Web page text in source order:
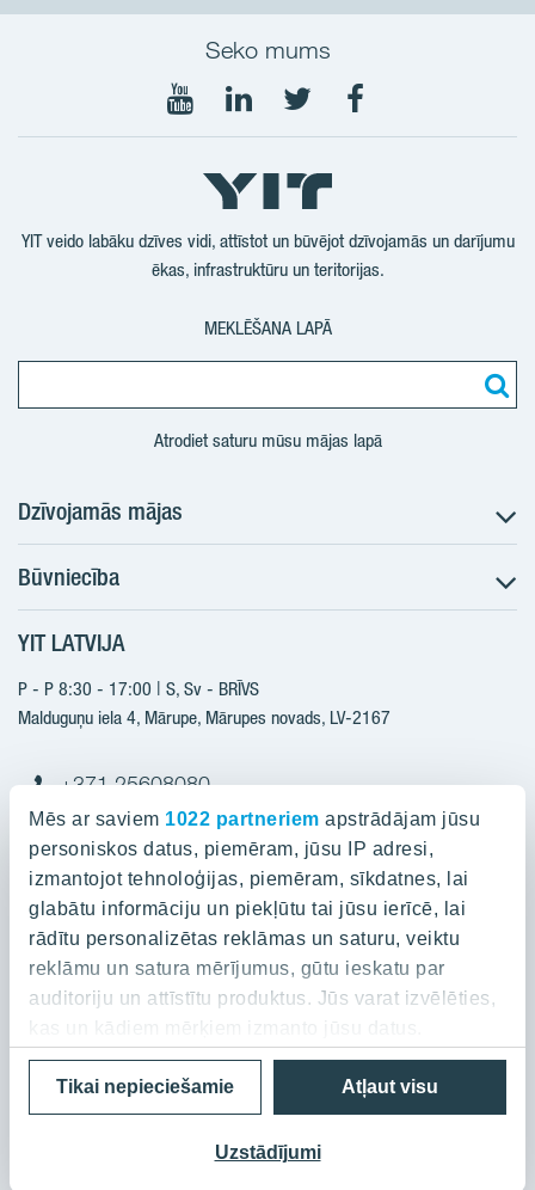
Mēs ar saviem 1022 partneriem apstrādājam jūsu
personiskos datus, piemēram, jūsu IP adresi,
izmantojot tehnoloģijas, piemēram, sīkdatnes, lai
glabātu informāciju un piekļūtu tai jūsu ierīcē, lai
rādītu personalizētas reklāmas un saturu, veiktu
reklāmu un satura mērījumus, gūtu ieskatu par
auditoriju un attīstītu produktus. Jūs varat izvēlēties,
Ja atļaujat, mēs arī vēlētos
atrašanās vietu, kas var būt ar precizitāti līdz
Atļaut visu
Uzstādījumi
Tikai nepieciešamie
Seko mums
Seko
mums
YouTube
Seko
mums
LinkedIn
Seko
mums
Twtitter
Seko
YIT veido labāku dzīves vidi, attīstot un būvējot dzīvojamās un darījumu
ēkas, infrastruktūru un teritorijas.
MEKLĒŠANA LAPĀ
Atrodiet saturu mūsu mājas lapā
Dzīvojamās mājas
Meklēt dzīvokli
Nākotnes projekti
Pārdošanas informācija
YIT Plus
Kontakti
Būvniecība
Būvniecība
Jaunie projekti
Realizētie projekti
YIT LATVIJA
P - P 8:30 - 17:00 | S, Sv - BRĪVS
Malduguņu iela 4, Mārupe, Mārupes novads, LV-2167
+371 25608080
yitmajas@yit.lv
Projekti
Silvas nami
Grafīts
Par YIT
Par YIT
Ilgtspēja
Privātuma politika
Cookies